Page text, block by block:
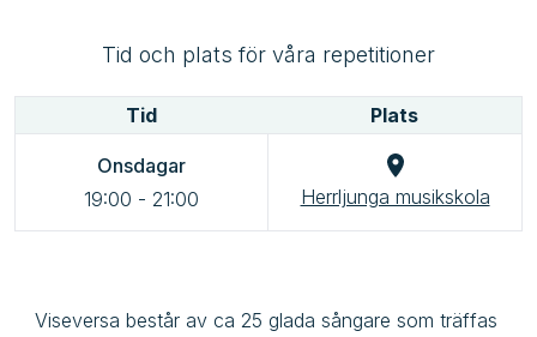
Tid och plats för våra repetitioner
Tid Plats
Onsdagar
19:00 - 21:00 Herrljunga musikskola
Viseversa består av ca 25 glada sångare som träffas